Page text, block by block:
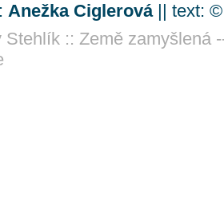
Anežka Ciglerová|| text: ©
Stehlík :: Země zamyšlená